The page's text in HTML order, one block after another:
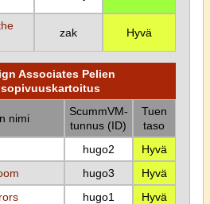
zak Hyvä
Associates Pelien
nimi
ScummVM-
tunnus (ID)
Tuen
taso
hugo2
Hyvä
hugo3
Hyvä
hugo1 Hyvä